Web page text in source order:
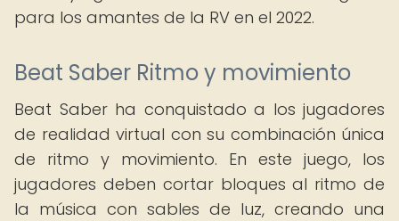
para los amantes de la RV en el 2022.
Beat Saber Ritmo y movimiento
Beat Saber ha conquistado a los jugadores
de realidad virtual con su combinación única
de ritmo y movimiento. En este juego, los
jugadores deben cortar bloques al ritmo de
la música con sables de luz, creando una